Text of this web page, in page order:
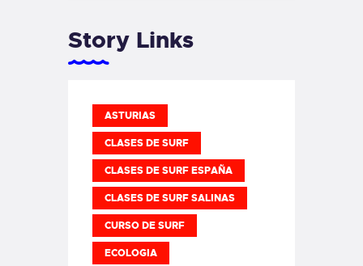
Story Links
ASTURIAS
CLASES DE SURF
CLASES DE SURF ESPAÑA
CLASES DE SURF SALINAS
CURSO DE SURF
ECOLOGIA